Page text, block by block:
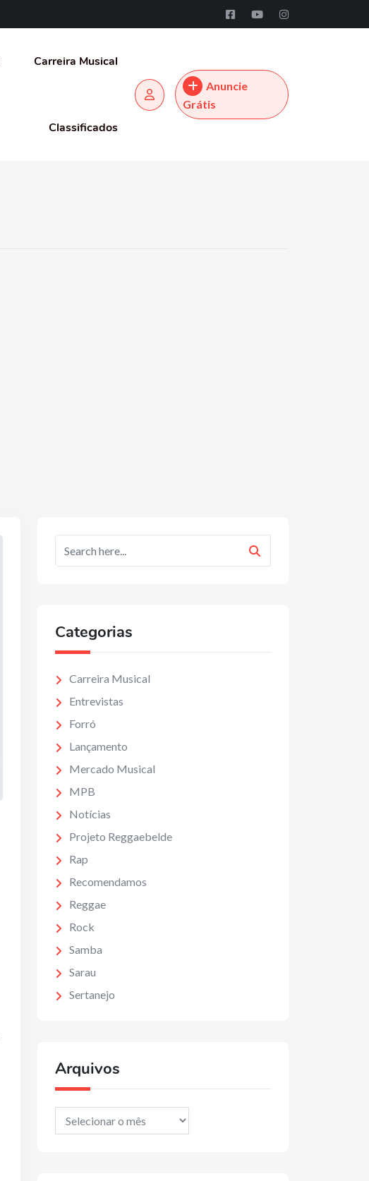
Carreira Musical
Classificados
Anuncie
Grátis
Categorias
Carreira Musical
Entrevistas
Forró
Lançamento
Mercado Musical
MPB
Notícias
Projeto Reggaebelde
Rap
Recomendamos
Reggae
Rock
Samba
Sarau
Sertanejo
Arquivos
Arquivos